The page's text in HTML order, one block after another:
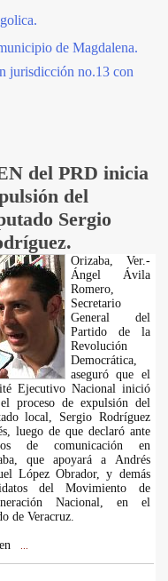
de Magdalena.
jurisdicción no.13 con
del PRD inicia
del
Sergio
Orizaba, Ver.-
Ángel Ávila
Romero,
Secretario
General del
Partido de la
Revolución
Democrática,
aseguró que el
Ejecutivo Nacional inició
proceso de expulsión del
local, Sergio Rodríguez
luego de que declaró ante
de comunicación en
que apoyará a Andrés
López Obrador, y demás
del Movimiento de
Nacional, en el
de Veracruz.